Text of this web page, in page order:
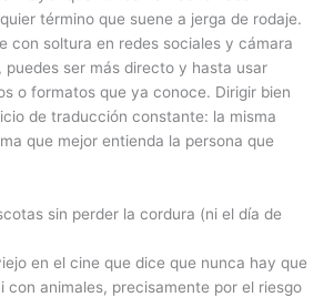
término que suene a jerga de rodaje.
con soltura en redes sociales y cámara
ser más directo y hasta usar
o formatos que ya conoce. Dirigir bien
de traducción constante: la misma
que mejor entienda la persona que
sin perder la cordura (ni el día de
en el cine que dice que nunca hay que
con animales, precisamente por el riesgo